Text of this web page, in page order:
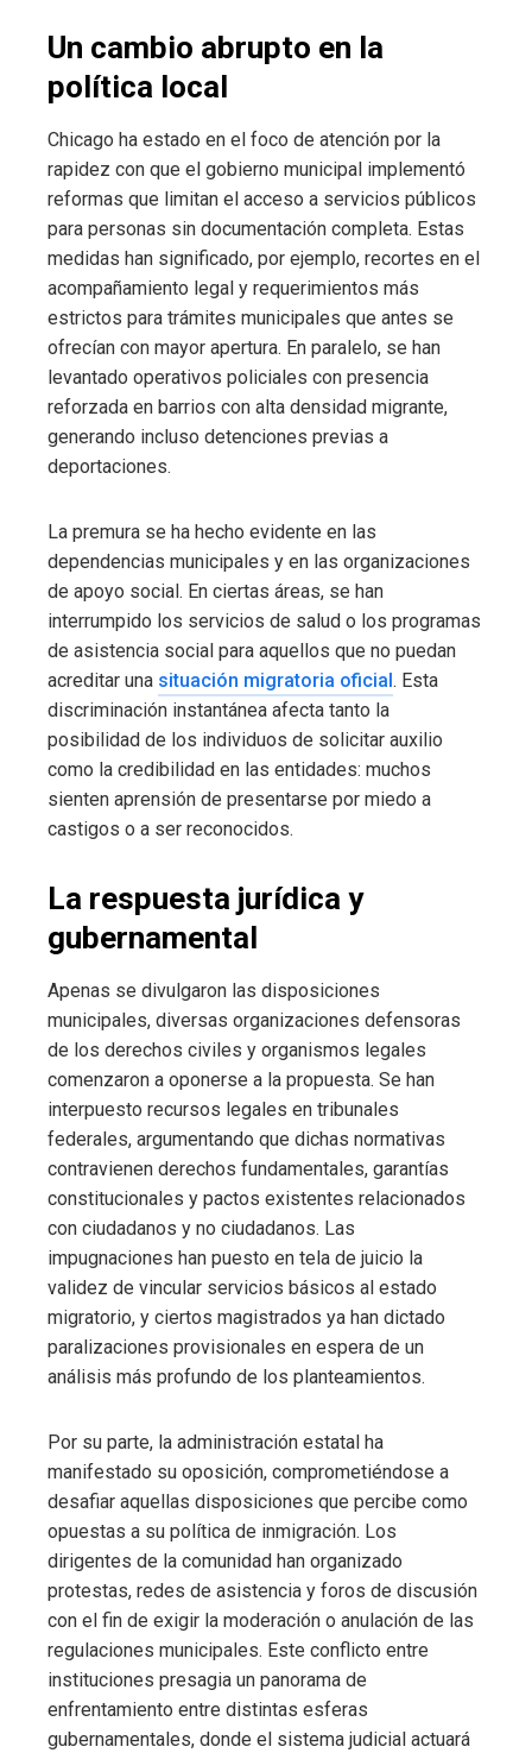
Un cambio abrupto en la
política local
Chicago ha estado en el foco de atención por la
rapidez con que el gobierno municipal implementó
reformas que limitan el acceso a servicios públicos
para personas sin documentación completa. Estas
medidas han significado, por ejemplo, recortes en el
acompañamiento legal y requerimientos más
estrictos para trámites municipales que antes se
ofrecían con mayor apertura. En paralelo, se han
levantado operativos policiales con presencia
reforzada en barrios con alta densidad migrante,
generando incluso detenciones previas a
deportaciones.
La premura se ha hecho evidente en las
dependencias municipales y en las organizaciones
de apoyo social. En ciertas áreas, se han
interrumpido los servicios de salud o los programas
de asistencia social para aquellos que no puedan
acreditar una situación migratoria oficial . Esta
discriminación instantánea afecta tanto la
posibilidad de los individuos de solicitar auxilio
como la credibilidad en las entidades: muchos
sienten aprensión de presentarse por miedo a
castigos o a ser reconocidos.
La respuesta jurídica y
gubernamental
Apenas se divulgaron las disposiciones
municipales, diversas organizaciones defensoras
de los derechos civiles y organismos legales
comenzaron a oponerse a la propuesta. Se han
interpuesto recursos legales en tribunales
federales, argumentando que dichas normativas
contravienen derechos fundamentales, garantías
constitucionales y pactos existentes relacionados
con ciudadanos y no ciudadanos. Las
impugnaciones han puesto en tela de juicio la
validez de vincular servicios básicos al estado
migratorio, y ciertos magistrados ya han dictado
paralizaciones provisionales en espera de un
análisis más profundo de los planteamientos.
Por su parte, la administración estatal ha
manifestado su oposición, comprometiéndose a
desafiar aquellas disposiciones que percibe como
opuestas a su política de inmigración. Los
dirigentes de la comunidad han organizado
protestas, redes de asistencia y foros de discusión
con el fin de exigir la moderación o anulación de las
regulaciones municipales. Este conflicto entre
instituciones presagia un panorama de
enfrentamiento entre distintas esferas
gubernamentales, donde el sistema judicial actuará